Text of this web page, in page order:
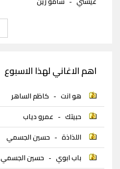
اهم الاغاني لهذا الاسبوع
هو انت - كاظم الساهر
حبيتك - عمرو دياب
اللذاذة - حسين الجسمي
باب ابوي - حسين الجسمي